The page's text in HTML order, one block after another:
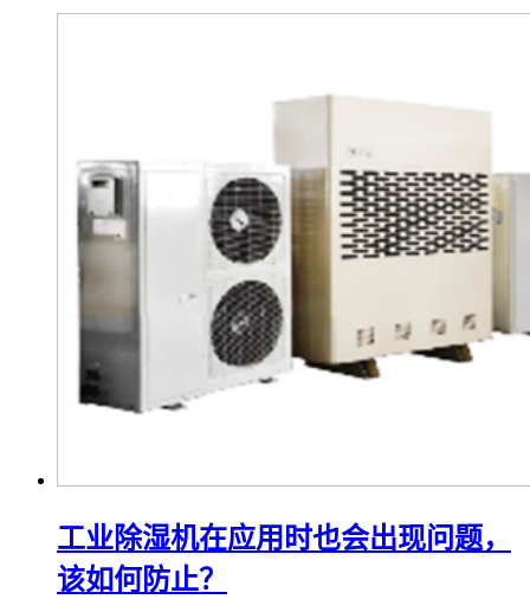
工业除湿机在应用时也会出现问题，
该如何防止？